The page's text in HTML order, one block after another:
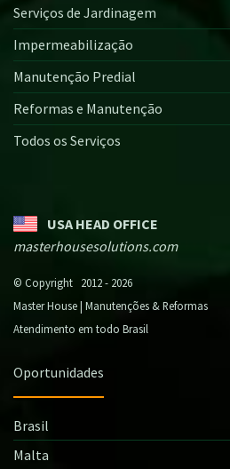
Serviços de Jardinagem
Impermeabilização
Manutenção Predial
Reformas e Manutenção
Todos os Serviços
USA HEAD OFFICE
masterhousesolutions.com
© Copyright 2012 - 2026
Master House | Manutenções & Reformas
Atendimento em todo Brasil
Oportunidades
Brasil
Malta